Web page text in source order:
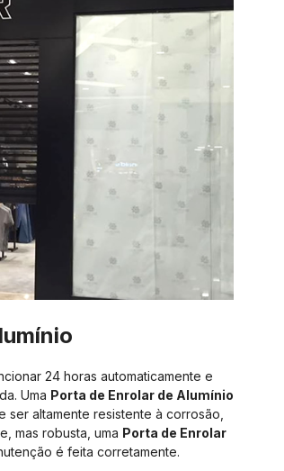
24 horas automaticamente e
Uma Porta de Enrolar de Alumínio
ser altamente resistente à corrosão,
mas robusta, uma Porta de Enrolar
é feita corretamente.